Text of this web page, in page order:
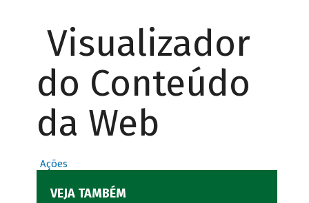
Visualizador
do Conteúdo
da Web
Ações
VEJA TAMBÉM